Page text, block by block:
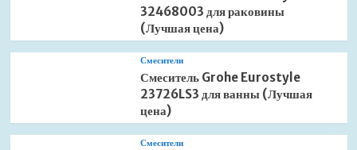
32468003 для раковины
(Лучшая цена)
Смесители
Смеситель Grohe Eurostyle
23726LS3 для ванны (Лучшая
цена)
Смесители